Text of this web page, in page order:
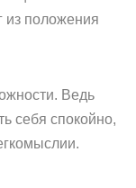
из положения
Ведь
себя спокойно,